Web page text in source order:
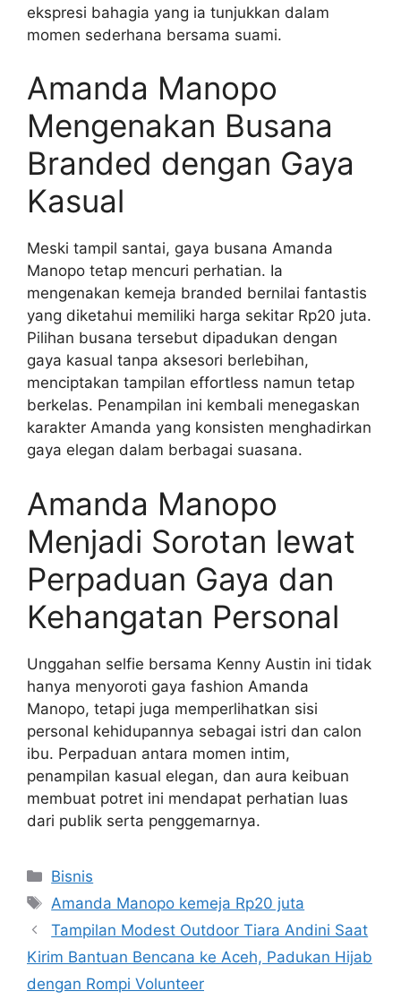
ekspresi bahagia yang ia tunjukkan dalam
momen sederhana bersama suami.
Amanda Manopo
Mengenakan Busana
Branded dengan Gaya
Kasual
Meski tampil santai, gaya busana Amanda
Manopo tetap mencuri perhatian. Ia
mengenakan kemeja branded bernilai fantastis
yang diketahui memiliki harga sekitar Rp20 juta.
Pilihan busana tersebut dipadukan dengan
gaya kasual tanpa aksesori berlebihan,
menciptakan tampilan effortless namun tetap
berkelas. Penampilan ini kembali menegaskan
karakter Amanda yang konsisten menghadirkan
gaya elegan dalam berbagai suasana.
Amanda Manopo
Menjadi Sorotan lewat
Perpaduan Gaya dan
Kehangatan Personal
Unggahan selfie bersama Kenny Austin ini tidak
hanya menyoroti gaya fashion Amanda
Manopo, tetapi juga memperlihatkan sisi
personal kehidupannya sebagai istri dan calon
ibu. Perpaduan antara momen intim,
penampilan kasual elegan, dan aura keibuan
membuat potret ini mendapat perhatian luas
dari publik serta penggemarnya.
Categories
Bisnis
Tags
Amanda Manopo kemeja Rp20 juta
Tampilan Modest Outdoor Tiara Andini Saat
Kirim Bantuan Bencana ke Aceh, Padukan Hijab
dengan Rompi Volunteer